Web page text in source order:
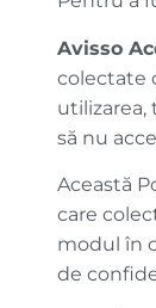
Avisso
colectate
utilizarea,
să nu
Această
care
modul în
de